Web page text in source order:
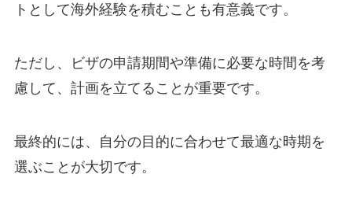
トとして海外経験を積むことも有意義です。
ただし、ビザの申請期間や準備に必要な時間を考
慮して、計画を立てることが重要です。
最終的には、自分の目的に合わせて最適な時期を
選ぶことが大切です。